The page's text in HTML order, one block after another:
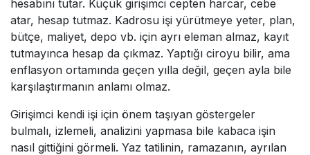
hesabını tutar. Küçük girişimci cepten harcar, cebe
atar, hesap tutmaz. Kadrosu işi yürütmeye yeter, plan,
bütçe, maliyet, depo vb. için ayrı eleman almaz, kayıt
tutmayınca hesap da çıkmaz. Yaptığı ciroyu bilir, ama
enflasyon ortamında geçen yılla değil, geçen ayla bile
karşılaştırmanın anlamı olmaz.
Girişimci kendi işi için önem taşıyan göstergeler
bulmalı, izlemeli, analizini yapmasa bile kabaca işin
nasıl gittiğini görmeli. Yaz tatilinin, ramazanın, ayrılan